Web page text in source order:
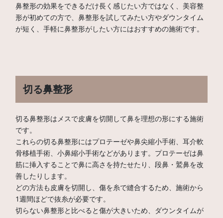
鼻整形の効果をできるだけ長く感じたい方ではなく、美容整
形が初めての方で、鼻整形を試してみたい方やダウンタイム
が短く、手軽に鼻整形がしたい方にはおすすめの施術です。
切る鼻整形
切る鼻整形はメスで皮膚を切開して鼻を理想の形にする施術
です。
これらの切る鼻整形にはプロテーゼや鼻尖縮小手術、耳介軟
骨移植手術、小鼻縮小手術などがあります。プロテーゼは鼻
筋に挿入することで鼻に高さを持たせたり、段鼻・鷲鼻を改
善したりします。
どの方法も皮膚を切開し、傷を糸で縫合するため、施術から
1週間ほどで抜糸が必要です。
切らない鼻整形と比べると傷が大きいため、ダウンタイムが